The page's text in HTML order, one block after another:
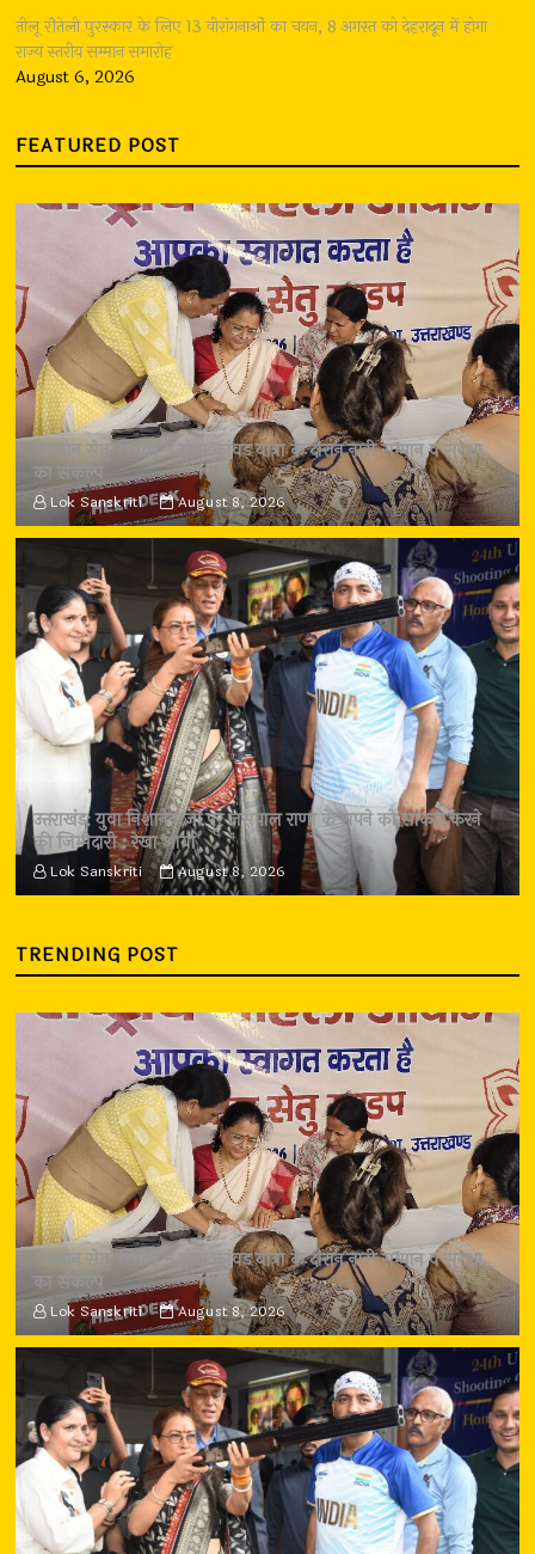
तीलू रौतेली पुरस्कार के लिए 13 वीरांगनाओं का चयन, 8 अगस्त को देहरादून में होगा
राज्य स्तरीय सम्मान समारोह
August 6, 2026
FEATURED POST
‘सम्मान सेतु’ शिविर में गूंजा कांवड़ यात्रा के दौरान नारी सम्मान व सुरक्षा
का संकल्प
Lok Sanskriti August 8, 2026
उत्तराखंड: युवा निशानेबाजों पर जसपाल राणा के सपने को साकार करने
की जिम्मेदारी : रेखा आर्या
Lok Sanskriti August 8, 2026
TRENDING POST
‘सम्मान सेतु’ शिविर में गूंजा कांवड़ यात्रा के दौरान नारी सम्मान व सुरक्षा
का संकल्प
Lok Sanskriti August 8, 2026